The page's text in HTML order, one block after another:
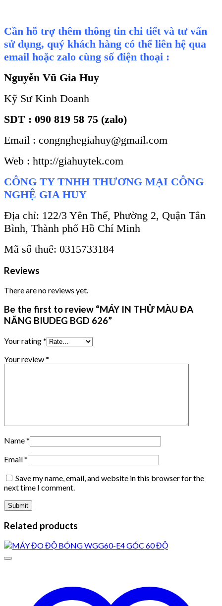
Cần hỗ trợ thêm thông tin chi tiết và tư vấn
sử dụng, quý khách hàng có thể liên hệ qua
email hoặc zalo cùng số điện thoại :
Nguyễn Vũ Gia Huy
Kỹ Sư Kinh Doanh
SDT : 090 819 58 75 (zalo)
Email : congnghegiahuy@gmail.com
Web : http://giahuytek.com
CÔNG TY TNHH THƯƠNG MẠI CÔNG
NGHỆ GIA HUY
Địa chỉ: 122/3 Yên Thế, Phường 2, Quận Tân
Bình, Thành phố Hồ Chí Minh
Mã số thuế: 0315733184
Reviews
There are no reviews yet.
Be the first to review “MÁY IN THỬ MÀU ĐA
NĂNG BIUDEG BGD 626”
Your rating*
Your review*
Name*
Email*
Save my name, email, and website in this browser for the
next time I comment.
Related products